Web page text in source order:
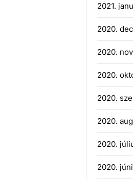
2021.
2020.
2020.
2020.
2020.
2020.
2020.
2020.